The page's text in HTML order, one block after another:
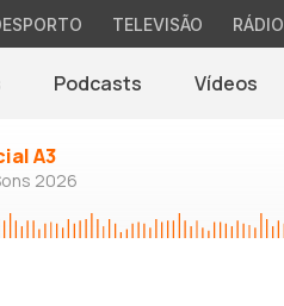
TELEVISÃO RÁDIO
Podcasts Vídeos
A3
2026